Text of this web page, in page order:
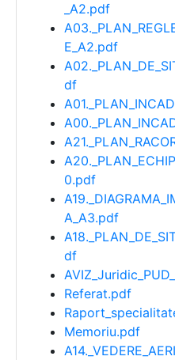
_A2.pdf
E_A2.pdf
df
0.pdf
A_A3.pdf
df
Referat.pdf
Memoriu.pdf